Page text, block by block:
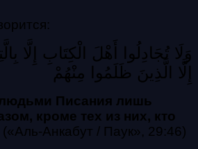
وَلَا تُجَادِلُوا أَهْلَ الْكِتَابِ إِلَّا
إِلَّا الَّذِينَ ظَلَمُوا مِنْهُمْ
Писания лишь
кроме тех из них, кто
(«Аль-Анкабут / Паук», 29:46)